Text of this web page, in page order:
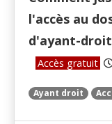
l'accès au
d'ayant-droit
Accès gratuit
Ayant droit